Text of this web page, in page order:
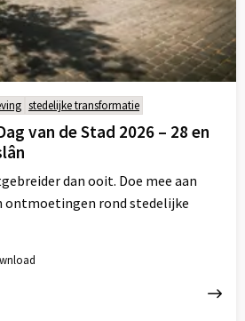
stedelijke transformatie
van de Stad 2026 – 28 en
dan ooit. Doe mee aan
ontmoetingen rond stedelijke